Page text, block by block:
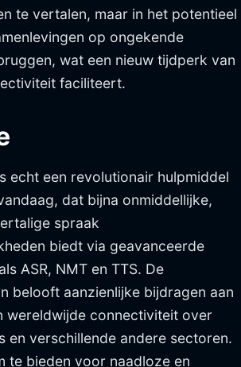
te vertalen, maar in het potentieel
op ongekende
wat een nieuw tijdperk van
faciliteert.
echt een revolutionair hulpmiddel
dat bijna onmiddellijke,
spraak
biedt via geavanceerde
ASR, NMT en TTS. De
belooft aanzienlijke bijdragen aan
wereldwijde connectiviteit over
en verschillende andere sectoren.
te bieden voor naadloze en